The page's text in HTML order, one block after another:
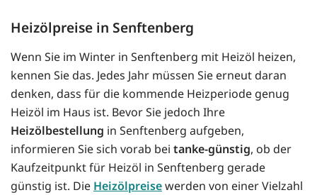
Heizölpreise in Senftenberg
Wenn Sie im Winter in Senftenberg mit Heizöl heizen,
kennen Sie das. Jedes Jahr müssen Sie erneut daran
denken, dass für die kommende Heizperiode genug
Heizöl im Haus ist. Bevor Sie jedoch Ihre
Heizölbestellung in Senftenberg aufgeben,
informieren Sie sich vorab bei tanke-günstig, ob der
Kaufzeitpunkt für Heizöl in Senftenberg gerade
günstig ist. Die Heizölpreisewerden von einer Vielzahl